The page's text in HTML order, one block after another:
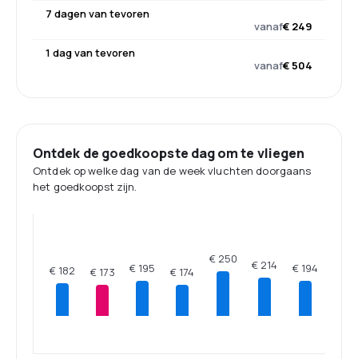
7 dagen van tevoren
vanaf€ 249
1 dag van tevoren
vanaf€ 504
Ontdek de goedkoopste dag om te vliegen
Ontdek op welke dag van de week vluchten doorgaans
het goedkoopst zijn.
€ 182 € 173 € 195 € 174
€ 250 € 214 € 194